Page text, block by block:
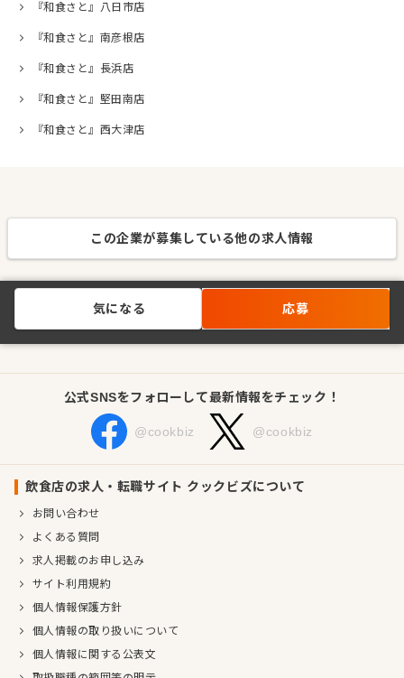
『和食さと』八日市店
『和食さと』南彦根店
『和食さと』長浜店
『和食さと』堅田南店
『和食さと』西大津店
この企業が募集している他の求人情報
気になる 応募
公式SNSをフォローして最新情報をチェック！
@cookbiz @cookbiz
飲食店の求人・転職サイト クックビズについて
お問い合わせ
よくある質問
求人掲載のお申し込み
サイト利用規約
個人情報保護方針
個人情報の取り扱いについて
個人情報に関する公表文